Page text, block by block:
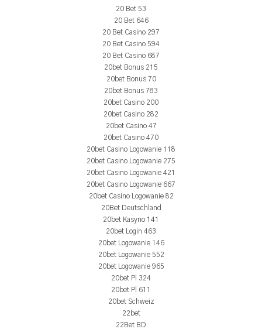
20 Bet 53
20 Bet 646
20 Bet Casino 297
20 Bet Casino 594
20 Bet Casino 687
20bet Bonus 215
20bet Bonus 70
20bet Bonus 783
20bet Casino 200
20bet Casino 282
20bet Casino 47
20bet Casino 470
20bet Casino Logowanie 118
20bet Casino Logowanie 275
20bet Casino Logowanie 421
20bet Casino Logowanie 667
20bet Casino Logowanie 82
20Bet Deutschland
20bet Kasyno 141
20bet Login 463
20bet Logowanie 146
20bet Logowanie 552
20bet Logowanie 965
20bet Pl 324
20bet Pl 611
20bet Schweiz
22bet
22Bet BD